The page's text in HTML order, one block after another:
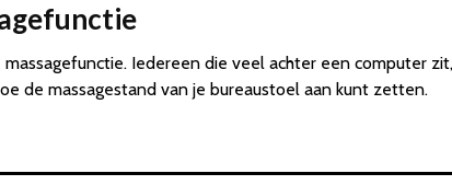
Iedereen die veel achter een computer
de massagestand van je bureaustoel aan kunt zetten.